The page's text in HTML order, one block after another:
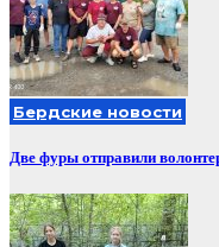
Бердские новости
Две фуры отправили